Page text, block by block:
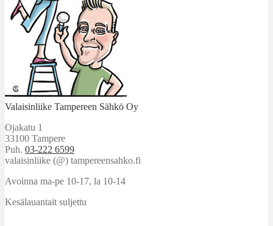
Valaisinliike Tampereen Sähkö Oy
Ojakatu 1
33100 Tampere
Puh. 03-222 6599
valaisinliike (@) tampereensahko.fi
Avoinna ma-pe 10-17, la 10-14
Kesälauantait suljettu